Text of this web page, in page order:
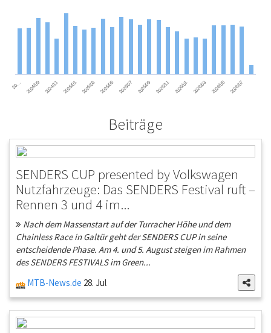
20… 2024/09 2024/11 2025/01 2025/03 2025/05 2025/07 2025/09 2025/11 2026/01 2026/03 2026/05 2026/07
Beiträge
SENDERS CUP presented by Volkswagen
Nutzfahrzeuge: Das SENDERS Festival ruft –
Rennen 3 und 4 im...
Nach dem Massenstart auf der Turracher Höhe und dem
Chainless Race in Galtür geht der SENDERS CUP in seine
entscheidende Phase. Am 4. und 5. August steigen im Rahmen
des SENDERS FESTIVALS im Green...
MTB-News.de 28. Jul